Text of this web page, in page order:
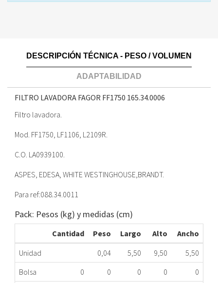
DESCRIPCIÓN TÉCNICA - PESO / VOLUMEN
ADAPTABILIDAD
FILTRO LAVADORA FAGOR FF1750 165.34.0006
Filtro lavadora.
Mod. FF1750, LF1106, L2109R.
C.O. LA0939100.
ASPES, EDESA, WHITE WESTINGHOUSE,BRANDT.
Para ref:088.34.0011
Pack: Pesos (kg) y medidas (cm)
Cantidad Peso Largo Alto
Ancho
Unidad
0,04 5,50 9,50
5,50
Bolsa
0 0 0 0
0